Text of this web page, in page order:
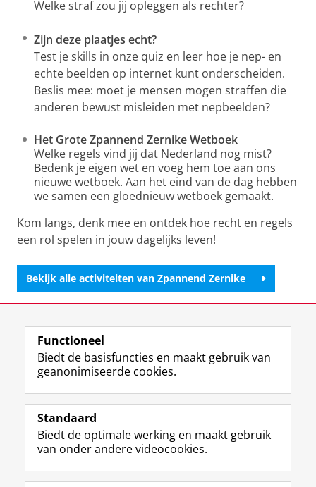
Welke straf zou jij opleggen als rechter?
Zijn deze plaatjes echt?
Test je skills in onze quiz en leer hoe je nep- en
echte beelden op internet kunt onderscheiden.
Beslis mee: moet je mensen mogen straffen die
anderen bewust misleiden met nepbeelden?
Het Grote Zpannend Zernike Wetboek
Welke regels vind jij dat Nederland nog mist?
Bedenk je eigen wet en voeg hem toe aan ons
nieuwe wetboek. Aan het eind van de dag hebben
we samen een gloednieuw wetboek gemaakt.
Kom langs, denk mee en ontdek hoe recht en regels
een rol spelen in jouw dagelijks leven!
Bekijk alle activiteiten van Zpannend Zernike
Volg de RUG
F
a
e
b
o
L
i
k
e
I
R
S
-
f
e
I
n
t
r
Y
o
T
e
Studiekiezers
Functioneel
Biedt de basisfuncties en maakt gebruik van
geanonimiseerde cookies.
Standaard
Biedt de optimale werking en maakt gebruik
van onder andere videocookies.